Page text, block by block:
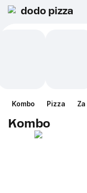
dodo pizza
Kombo Pizza
Kombo